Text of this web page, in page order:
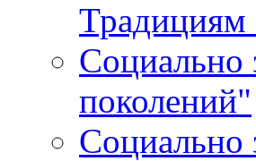
Социально
поколений"
Социально